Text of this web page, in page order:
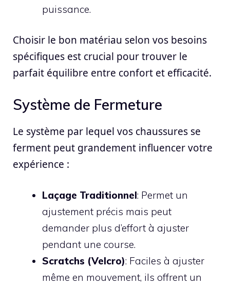
puissance.
Choisir le bon matériau selon vos besoins
spécifiques est crucial pour trouver le
parfait équilibre entre confort et efficacité.
Système de Fermeture
Le système par lequel vos chaussures se
ferment peut grandement influencer votre
expérience :
Laçage Traditionnel: Permet un
ajustement précis mais peut
demander plus d’effort à ajuster
pendant une course.
Scratchs (Velcro): Faciles à ajuster
même en mouvement, ils offrent un